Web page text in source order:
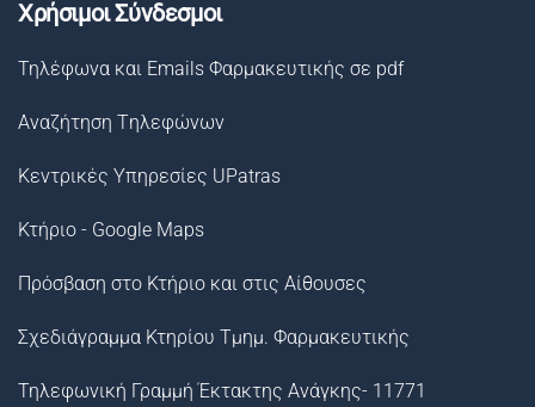
Χρήσιμοι Σύνδεσμοι
Τηλέφωνα και Emails Φαρμακευτικής σε pdf
Αναζήτηση Tηλεφώνων
Κεντρικές Υπηρεσίες UPatras
Κτήριο - Google Maps
Πρόσβαση στο Κτήριο και στις Αίθουσες
Σχεδιάγραμμα Κτηρίου Τμημ. Φαρμακευτικής
Τηλεφωνική Γραμμή Έκτακτης Ανάγκης- 11771